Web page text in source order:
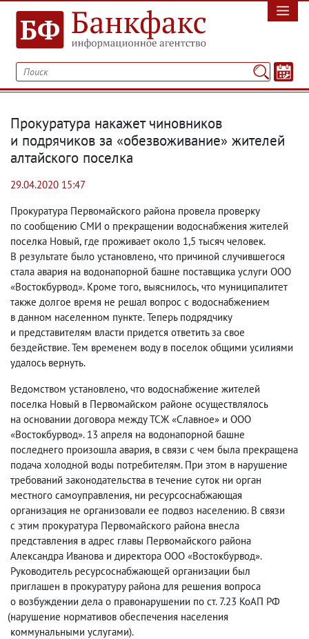
Прокуратура накажет чиновников
и подрячиков за «обезвоживание» жителей
алтайского поселка
29.04.2020 15:47
Прокуратура Первомайского района провела проверку
по сообщению СМИ о прекращении водоснабжения жителей
поселка Новый, где проживает около 1,5 тысяч человек.
В результате было установлено, что причиной случившегося
стала авария на водонапорной башне поставщика услуги ООО
«Востокбурвод». Кроме того, выяснилось, что муниципалитет
также долгое время не решал вопрос с водоснабжением
в данном населенном пункте. Теперь подрядчику
и представителям власти придется ответить за свое
бездействие. Тем временем воду в поселок общими усилиями
удалось вернуть.
Ведомством установлено, что водоснабжение жителей
поселка Новый в Первомайском районе осуществлялось
на основании договора между ТСЖ «Славное» и ООО
«Востокбурвод». 13 апреля на водонапорной башне
последнего произошла авария, в связи с чем была прекращена
подача холодной воды потребителям. При этом в нарушение
требований законодательства в течение суток ни орган
местного самоуправления, ни ресурсоснабжающая
организация не организовали ее подвоз населению. В связи
с этим прокуратура Первомайского района внесла
представления в адрес главы Первомайского района
Александра Иванова и директора ООО «Востокбурвод».
Руководитель ресурсоснабжающей организации был
приглашен в прокуратуру района для решения вопроса
о возбуждении дела о правонарушении по ст. 7.23 КоАП РФ
(нарушение нормативов обеспечения населения
коммунальными услугами).